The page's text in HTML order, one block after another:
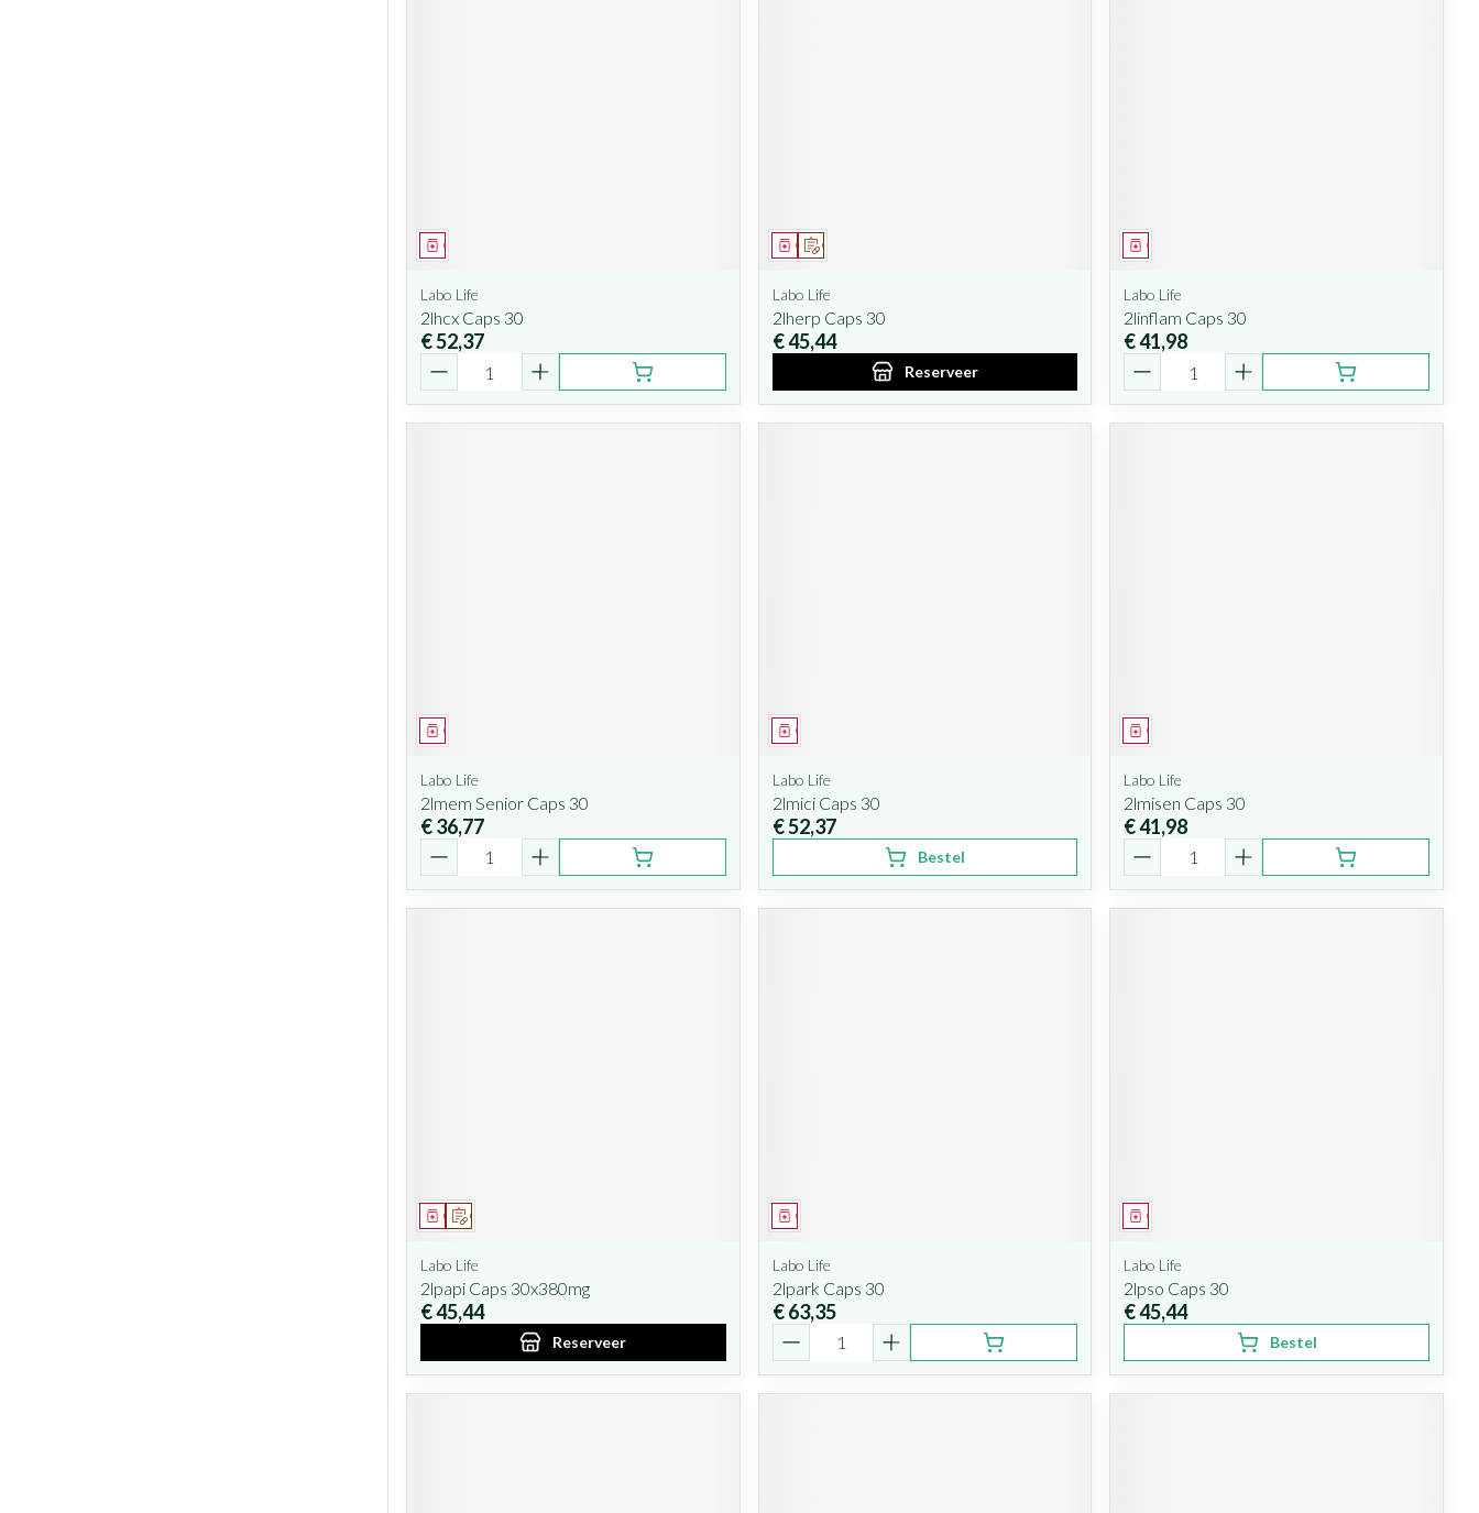
Geneesmiddel
Labo Life
2lhcx Caps 30
€ 52,37
Op voorschrift
Geneesmiddel
Labo Life
2lherp Caps 30
€ 45,44
Reserveer
Geneesmiddel
Labo Life
2linflam Caps 30
€ 41,98
Geneesmiddel
Labo Life
2lmem Senior Caps 30
€ 36,77
Geneesmiddel
Labo Life
2lmici Caps 30
€ 52,37
Bestel
Geneesmiddel
Labo Life
2lmisen Caps 30
€ 41,98
Op voorschrift
Geneesmiddel
Labo Life
2lpapi Caps 30x380mg
€ 45,44
Reserveer
Geneesmiddel
Labo Life
2lpark Caps 30
€ 63,35
Geneesmiddel
Labo Life
2lpso Caps 30
€ 45,44
Bestel